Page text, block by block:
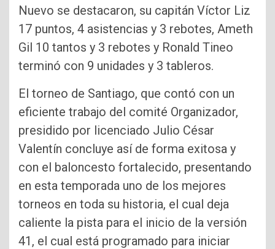
Nuevo se destacaron, su capitán Víctor Liz
17 puntos, 4 asistencias y 3 rebotes, Ameth
Gil 10 tantos y 3 rebotes y Ronald Tineo
terminó con 9 unidades y 3 tableros.
El torneo de Santiago, que contó con un
eficiente trabajo del comité Organizador,
presidido por licenciado Julio César
Valentín concluye así de forma exitosa y
con el baloncesto fortalecido, presentando
en esta temporada uno de los mejores
torneos en toda su historia, el cual deja
caliente la pista para el inicio de la versión
41, el cual está programado para iniciar